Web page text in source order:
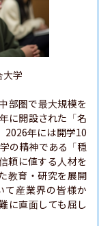
大学
部圏で最大規模を
に開設された「名
2026年には開学10
の精神である「穏
頼に値する人材を
教育・研究を展開
て産業界の皆様か
に直面しても屈し